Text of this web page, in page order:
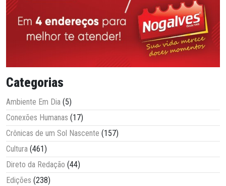
Categorias
Ambiente Em Dia (5)
Conexões Humanas (17)
Crônicas de um Sol Nascente (157)
Cultura (461)
Direto da Redação (44)
Edições (238)